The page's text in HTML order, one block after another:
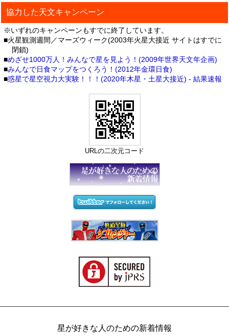
協力した天文キャンペーン
※いずれのキャンペーンもすでに終了しています。
■火星観測週間／マーズウィーク(2003年火星大接近 サイトはすでに
閉鎖)
■めざせ1000万人！みんなで星を見よう！(2009年世界天文年企画)
■みんなで日食マップをつくろう！(2012年金環日食)
■惑星で星空視力大実験！！！(2020年木星・土星大接近) - 結果速報
URLの二次元コード
星が好きな人のための新着情報